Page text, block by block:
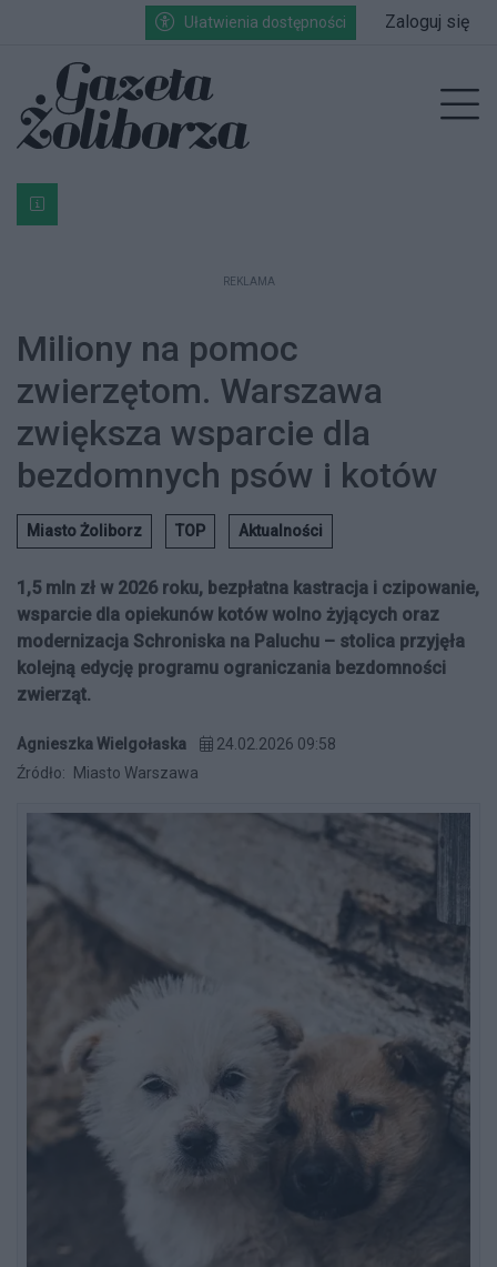
Przejdź do głównych treści
Przejdź do wyszukiwarki
Przejdź do głównego menuUłatwienia dostępności Zaloguj się
Bardzo ważna informacja dla podatników posiadających
REKLAMA
Miliony na pomoc
zwierzętom. Warszawa
zwiększa wsparcie dla
bezdomnych psów i kotów
Miasto Żoliborz TOP Aktualności
1,5 mln zł w 2026 roku, bezpłatna kastracja i czipowanie,
wsparcie dla opiekunów kotów wolno żyjących oraz
modernizacja Schroniska na Paluchu – stolica przyjęła
kolejną edycję programu ograniczania bezdomności
zwierząt.
Agnieszka Wielgołaska
24.02.2026 09:58
Źródło:
Miasto Warszawa